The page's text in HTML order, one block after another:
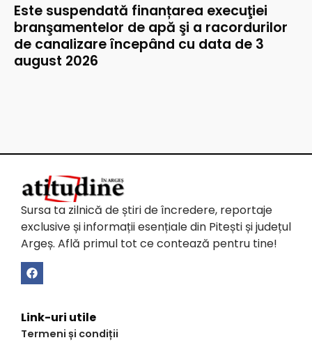
Este suspendată finanțarea execuţiei
branşamentelor de apă şi a racordurilor
de canalizare începând cu data de 3
august 2026
Sursa ta zilnică de știri de încredere, reportaje
exclusive și informații esențiale din Pitești și județul
Argeș. Află primul tot ce contează pentru tine!
Link-uri utile
Termeni și condiții